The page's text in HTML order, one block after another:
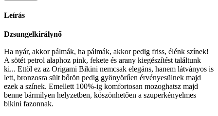
Leírás
Dzsungelkirálynő
Ha nyár, akkor pálmák, ha pálmák, akkor pedig friss, élénk színek!
A sötét petrol alaphoz pink, fekete és arany kiegészítést találtunk
ki... Ettől ez az Origami Bikini nemcsak elegáns, hanem látványos is
lett, bronzosra sült bőrön pedig gyönyörűen érvényesülnek majd
ezek a színek. Emellett 100%-ig komfortosan mozoghatsz majd
benne bármilyen helyzetben, köszönhetően a szuperkényelmes
bikini fazonnak.